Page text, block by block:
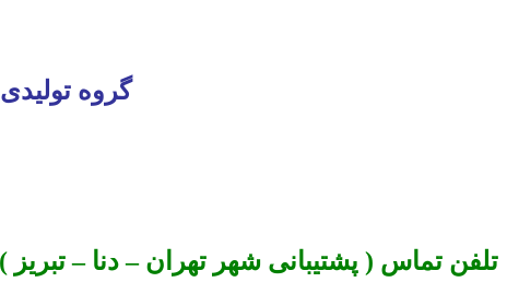
گروه
تلفن تماس ( پشتیبانی شهر تهران –دنا –تبریز